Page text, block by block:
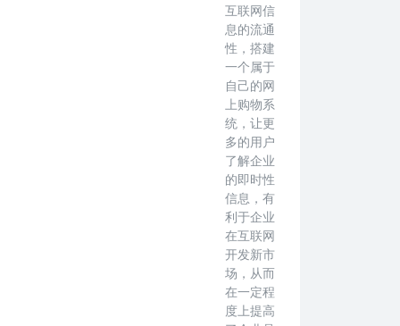
互联网信
息的流通
性，搭建
一个属于
自己的网
上购物系
统，让更
多的用户
了解企业
的即时性
信息，有
利于企业
在互联网
开发新市
场，从而
在一定程
度上提高